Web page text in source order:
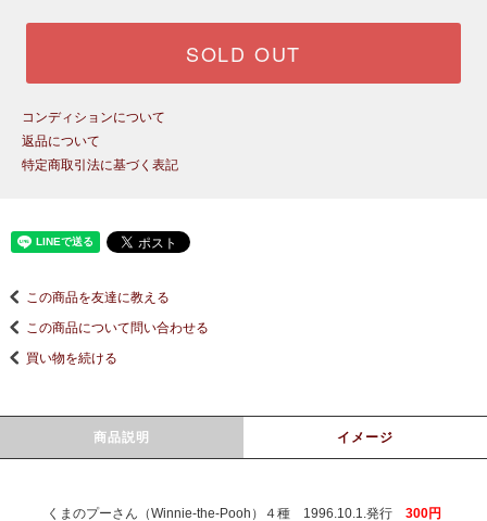
SOLD OUT
コンディションについて
返品について
特定商取引法に基づく表記
この商品を友達に教える
この商品について問い合わせる
買い物を続ける
商品説明 イメージ
くまのプーさん（Winnie-the-Pooh）４種 1996.10.1.発行 300円